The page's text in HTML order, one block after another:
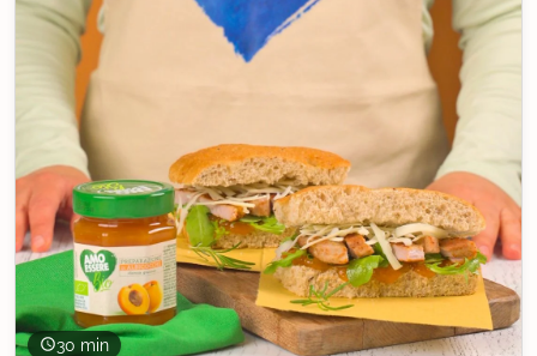
30 min